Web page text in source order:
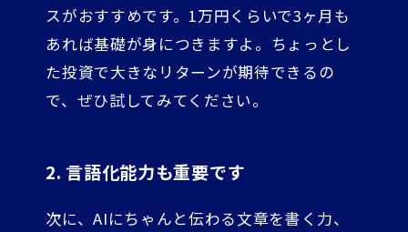
スがおすすめです。1万円くらいで3ヶ月も
あれば基礎が身につきますよ。ちょっとし
た投資で大きなリターンが期待できるの
で、ぜひ試してみてください。
2. 言語化能力も重要です
次に、AIにちゃんと伝わる文章を書く力、